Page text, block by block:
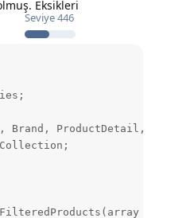
Seviye446
Eksikleri
Brand, ProductDetail,